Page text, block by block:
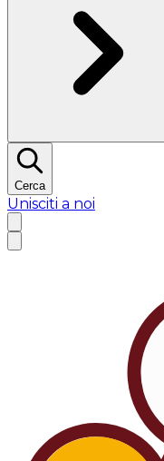
Cerca
Unisciti a noi